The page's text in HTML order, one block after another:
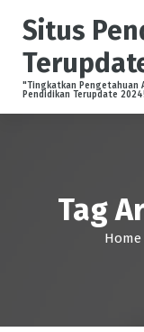
Situs
"Tingkatkan Pengetahuan
Pendidikan Terupdate
Tag
Home